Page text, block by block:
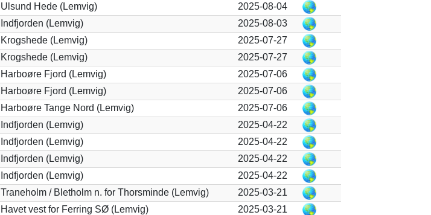
Ulsund Hede (Lemvig)
2025-08-04
Indfjorden (Lemvig)
2025-08-03
Krogshede (Lemvig)
2025-07-27
Krogshede (Lemvig)
2025-07-27
Harboøre Fjord (Lemvig)
2025-07-06
Harboøre Fjord (Lemvig)
2025-07-06
Harboøre Tange Nord (Lemvig)
2025-07-06
Indfjorden (Lemvig)
2025-04-22
Indfjorden (Lemvig)
2025-04-22
Indfjorden (Lemvig)
2025-04-22
Indfjorden (Lemvig)
2025-04-22
Traneholm / Bletholm n. for Thorsminde (Lemvig)
2025-03-21
Havet vest for Ferring SØ (Lemvig)
2025-03-21